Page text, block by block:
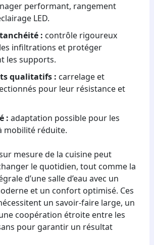
performant, rangement
LED.
: contrôle rigoureux
infiltrations et protéger
les supports.
qualitatifs : carrelage et
pour leur résistance et
: adaptation possible pour les
mobilité réduite.
mesure de la cuisine peut
le quotidien, tout comme la
d’une salle d’eau avec un
et un confort optimisé. Ces
un savoir-faire large, un
coopération étroite entre les
pour garantir un résultat